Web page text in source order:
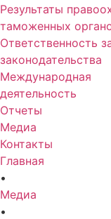
Результаты
таможенных
Ответственность
законодательства
Международная
деятельность
Отчеты
Медиа
Контакты
Главная
•
Медиа
•